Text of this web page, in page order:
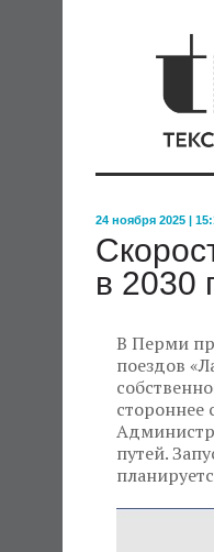
24 ноября 2025 |
в 2030
В Перми
поездов
стороннее
путей.